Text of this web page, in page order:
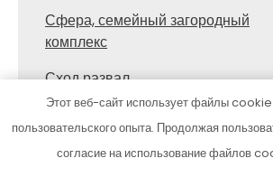
Сфера, семейный загородный
комплекс
Сход развал
Сход-развал, Шиномонтаж
Сывлах, Баня №3
Этот веб-сайт использует файлы
пользовательского опыта. Продолжая
согласие на использование файлов